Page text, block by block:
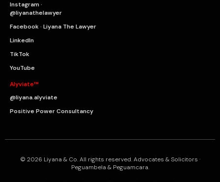
Instagram ·
@liyanathelawyer
Facebook · Liyana The Lawyer
LinkedIn
TikTok
YouTube
Alyviate™
@liyana.alyviate
Positive Power Consultancy
© 2026 Liyana & Co. All rights reserved. Advocates & Solicitors ·
Peguambela & Peguamcara.